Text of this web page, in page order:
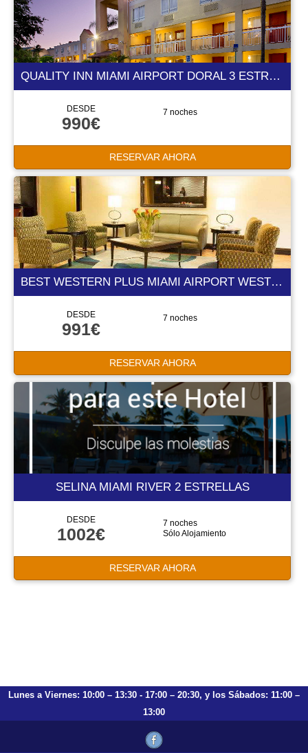
QUALITY INN MIAMI AIRPORT DORAL 3 ESTRELLAS
DESDE
990€
7 noches
RESERVAR AHORA
BEST WESTERN PLUS MIAMI AIRPORT WEST INN & SUITES 3 ESTRELLAS
DESDE
991€
7 noches
RESERVAR AHORA
SELINA MIAMI RIVER 2 ESTRELLAS
DESDE
1002€
7 noches
Sólo Alojamiento
RESERVAR AHORA
Lunes a Viernes: 10:00 – 13:30 - 17:00 – 20:30, y los Sábados: 11:00 –
13:00